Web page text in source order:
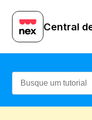
Central